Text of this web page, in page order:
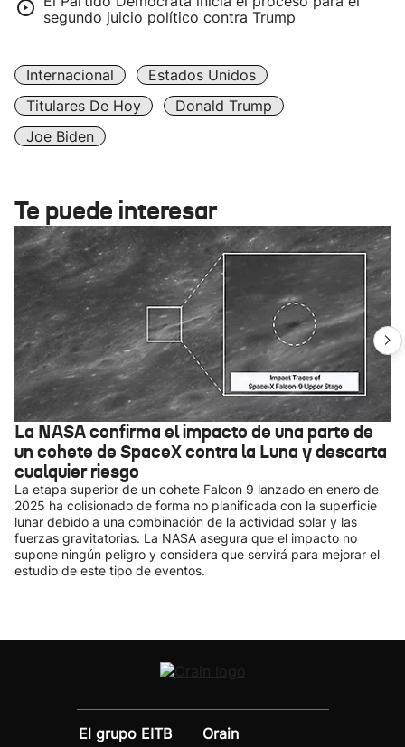
segundo juicio político contra Trump
Internacional
Estados Unidos
Titulares De Hoy
Donald Trump
Joe Biden
Te puede interesar
La NASA confirma el impacto de una parte de
un cohete de SpaceX contra la Luna y descarta
cualquier riesgo
La etapa superior de un cohete Falcon 9 lanzado en enero de
2025 ha colisionado de forma no planificada con la superficie
lunar debido a una combinación de la actividad solar y las
fuerzas gravitatorias. La NASA asegura que el impacto no
supone ningún peligro y considera que servirá para mejorar el
estudio de este tipo de eventos.
El grupo EITB
Orain